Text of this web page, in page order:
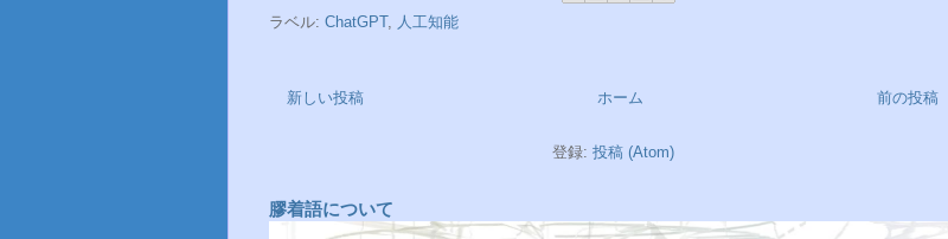
ラベル: ChatGPT, 人工知能
新しい投稿 前の投稿
ホーム
登録: 投稿 (Atom)
膠着語について